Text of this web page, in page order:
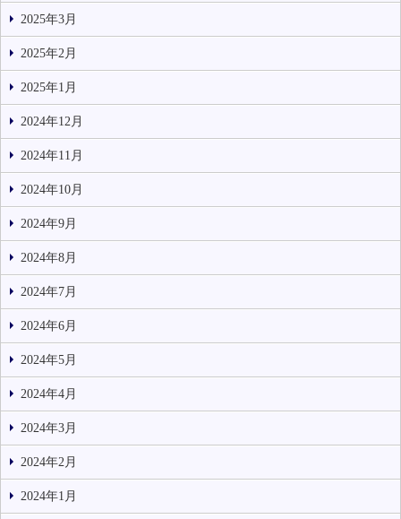
2025年3月
2025年2月
2025年1月
2024年12月
2024年11月
2024年10月
2024年9月
2024年8月
2024年7月
2024年6月
2024年5月
2024年4月
2024年3月
2024年2月
2024年1月